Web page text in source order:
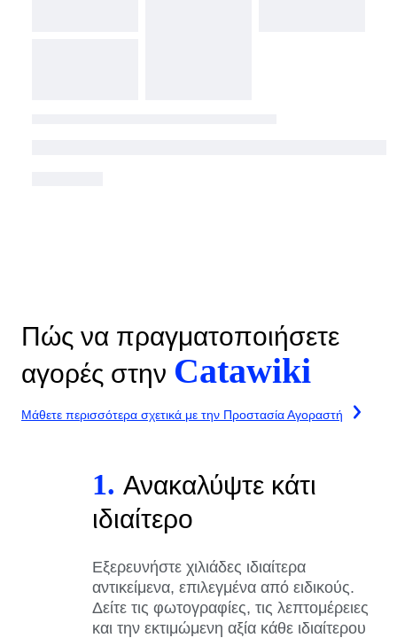
Πώς να πραγματοποιήσετε
αγορές στην Catawiki
Μάθετε περισσότερα σχετικά με την Προστασία Αγοραστή
1. Ανακαλύψτε κάτι
ιδιαίτερο
Εξερευνήστε χιλιάδες ιδιαίτερα
αντικείμενα, επιλεγμένα από ειδικούς.
Δείτε τις φωτογραφίες, τις λεπτομέρειες
και την εκτιμώμενη αξία κάθε ιδιαίτερου